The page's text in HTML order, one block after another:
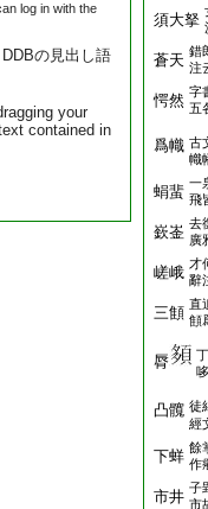
log in with the
の見出し語
your
contained in
須大拏
蒼天 錯
注
愕然 字
五
爲幟 古
幟
蜎蜚 一
飛
嶔崟 去
廣
嵯峨 才
辭
三顀 直
顀
脣
凸髖 徒
經
下蛘 餘
作
市井 子
市